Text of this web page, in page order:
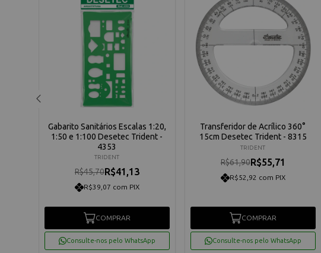
Gabarito Sanitários Escalas 1:20,
1:50 e 1:100 Desetec Trident -
4353
TRIDENT
R$45,70R$41,13
R$39,07 com PIX
COMPRAR
Consulte-nos pelo WhatsApp
Transferidor de Acrílico 360°
15cm Desetec Trident - 8315
TRIDENT
R$61,90R$55,71
R$52,92 com PIX
COMPRAR
Consulte-nos pelo WhatsApp